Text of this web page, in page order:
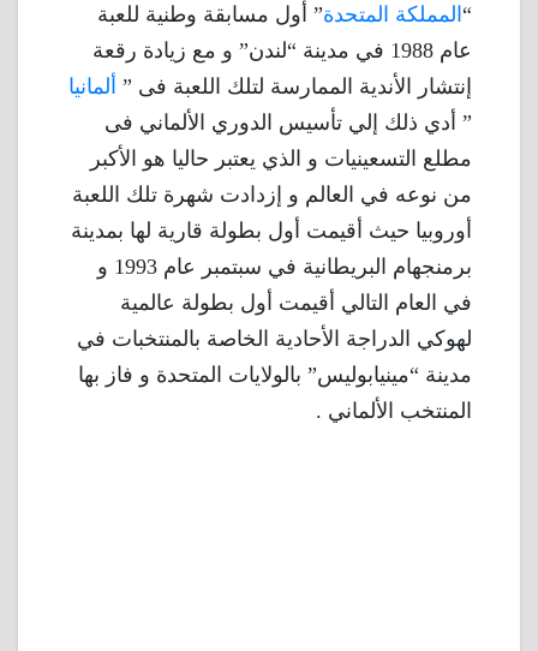
“المملكة المتحدة” أول مسابقة وطنية للعبة
عام 1988 في مدينة “لندن” و مع زيادة رقعة
إنتشار الأندية الممارسة لتلك اللعبة فى ” ألمانيا
” أدي ذلك إلي تأسيس الدوري الألماني فى
مطلع التسعينيات و الذي يعتبر حاليا هو الأكبر
من نوعه في العالم و إزدادت شهرة تلك اللعبة
أوروبيا حيث أقيمت أول بطولة قارية لها بمدينة
برمنجهام البريطانية في سبتمبر عام 1993 و
في العام التالي أقيمت أول بطولة عالمية
لهوكي الدراجة الأحادية الخاصة بالمنتخبات في
مدينة “مينيابوليس” بالولايات المتحدة و فاز بها
المنتخب الألماني .